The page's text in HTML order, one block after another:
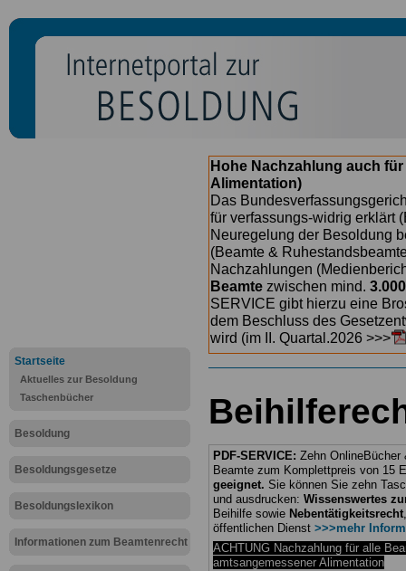
Startseite
Aktuelles zur Besoldung
Taschenbücher
Besoldung
Besoldungsgesetze
Besoldungslexikon
Informationen zum Beamtenrecht
Hohe Nachzahlung auch
Alimentation)
Das
für verfassungs-widrig erklärt
Neuregelung der Besoldung
(Beamte &
Nachzahlungen
Beamte zwischen mind.
SERVICE gibt hierzu eine
dem Beschluss des
wird (im II. Quartal.2026 >>>
PDF-SERVICE: Zehn
Beamte zum Komplettpreis von 15
geeignet. Sie können Sie zehn
und ausdrucken: Wissenswertes
Beihilfe sowie Nebentätigkeitsrecht
öffentlichen Dienst >>>mehr
ACHTUNG Nachzahlung für alle
amtsangemessener Alimentation